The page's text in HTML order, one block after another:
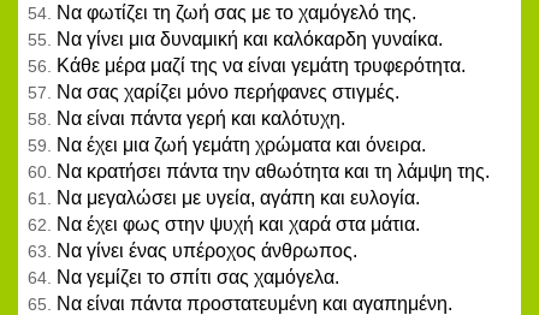
Να φωτίζει τη ζωή σας με το χαμόγελό της.
Να γίνει μια δυναμική και καλόκαρδη γυναίκα.
Κάθε μέρα μαζί της να είναι γεμάτη τρυφερότητα.
Να σας χαρίζει μόνο περήφανες στιγμές.
Να είναι πάντα γερή και καλότυχη.
Να έχει μια ζωή γεμάτη χρώματα και όνειρα.
Να κρατήσει πάντα την αθωότητα και τη λάμψη της.
Να μεγαλώσει με υγεία, αγάπη και ευλογία.
Να έχει φως στην ψυχή και χαρά στα μάτια.
Να γίνει ένας υπέροχος άνθρωπος.
Να γεμίζει το σπίτι σας χαμόγελα.
Να είναι πάντα προστατευμένη και αγαπημένη.